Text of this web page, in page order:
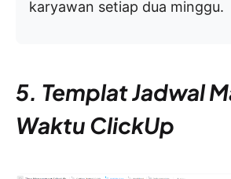
karyawan setiap dua minggu.
5. Templat Jadwal
Waktu ClickUp